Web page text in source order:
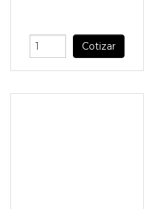
Cotizar